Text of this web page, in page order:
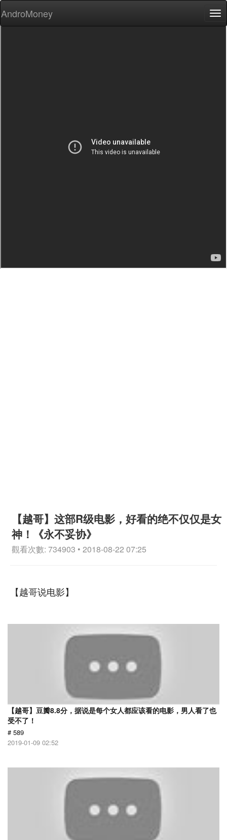
AndroMoney
【越哥】这部R级电影，好看的绝不仅仅是女
神！《永不妥协》
觀看次數: 734903 • 2018-08-22 07:25
【越哥说电影】
【越哥】豆瓣8.8分，据说是每个女人都应该看的电影，男人看了也
受不了！
# 589
2019-01-09 02:52